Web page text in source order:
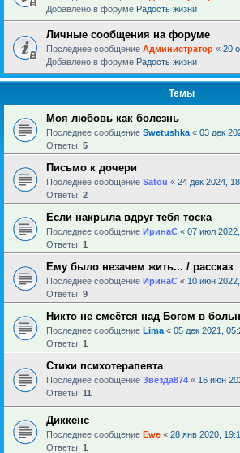
Добавлено в форуме Радость жизни
Личные сообщения на форуме
Последнее сообщение Администратор « 20
Добавлено в форуме Радость жизни
Темы
Моя любовь как болезнь
Последнее сообщение Swetushka « 03 дек
Ответы: 5
Письмо к дочери
Последнее сообщение Satou « 24 дек 2024,
Ответы: 2
Если накрыла вдруг тебя тоска
Последнее сообщение ИринаC « 07 июл
Ответы: 1
Ему было незачем жить... / рассказ
Последнее сообщение ИринаC « 10 июн
Ответы: 9
Никто не смеётся над Богом в
Последнее сообщение Lima « 05 дек 2021,
Ответы: 1
Стихи психотерапевта
Последнее сообщение Звезда874 « 16 июн
Ответы: 11
Диккенс
Последнее сообщение Ewe « 28 янв 2020,
Ответы: 1